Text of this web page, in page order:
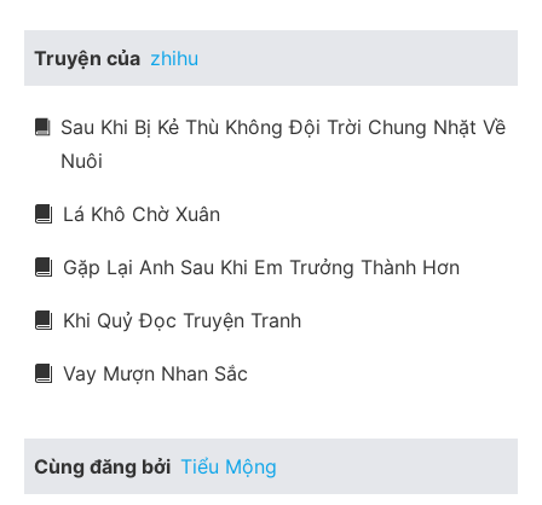
Truyện của zhihu
Sau Khi Bị Kẻ Thù Không Đội Trời Chung Nhặt Về
Nuôi
Lá Khô Chờ Xuân
Gặp Lại Anh Sau Khi Em Trưởng Thành Hơn
Khi Quỷ Đọc Truyện Tranh
Vay Mượn Nhan Sắc
Cùng đăng bởi Tiểu Mộng